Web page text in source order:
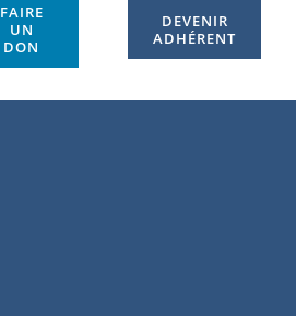
FAIRE
UN
DON
DEVENIR
ADHÉRENT